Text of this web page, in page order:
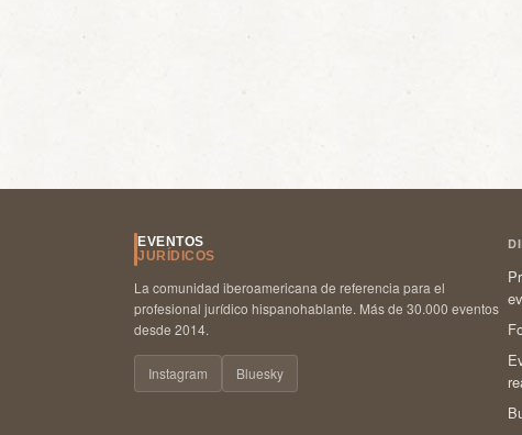
EVENTOS
JURÍDICOS
La comunidad iberoamericana de referencia para el
profesional jurídico hispanohablante. Más de 30.000 eventos
desde 2014.
Instagram Bluesky